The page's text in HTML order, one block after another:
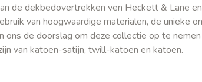
de dekbedovertrekken ven Heckett & Lane
van hoogwaardige materialen, de unieke
de doorslag om deze collectie op te
van katoen-satijn, twill-katoen en katoen.